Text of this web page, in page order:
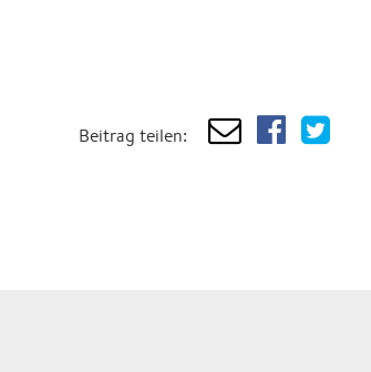
Beitrag teilen: